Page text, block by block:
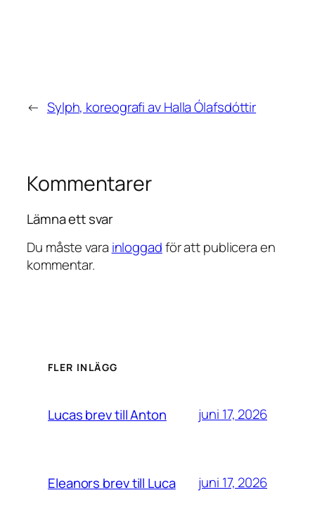
← Sylph, koreografi av Halla Ólafsdóttir
Kommentarer
Lämna ett svar
Du måste vara inloggadför att publicera en
kommentar.
FLER INLÄGG
Lucas brev till Anton juni 17, 2026
Eleanors brev till Luca juni 17, 2026